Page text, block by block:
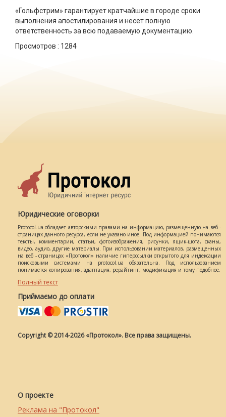
«Гольфстрим» гарантирует кратчайшие в городе сроки
выполнения апостилирования и несет полную
ответственность за всю подаваемую документацию.
Просмотров : 1284
Юридические оговорки
Protocol.ua обладает авторскими правами на информацию, размещенную на веб -
страницах данного ресурса, если не указано иное. Под информацией понимаются
тексты, комментарии, статьи, фотоизображения, рисунки, ящик-шота, сканы,
видео, аудио, другие материалы. При использовании материалов, размещенных
на веб - страницах «Протокол» наличие гиперссылки открытого для индексации
поисковыми системами на protocol.ua обязательна. Под использованием
понимается копирования, адаптация, рерайтинг, модификация и тому подобное.
Полный текст
Приймаємо до оплати
Copyright © 2014-2026 «Протокол». Все права защищены.
О проекте
Реклама на "Протокол"